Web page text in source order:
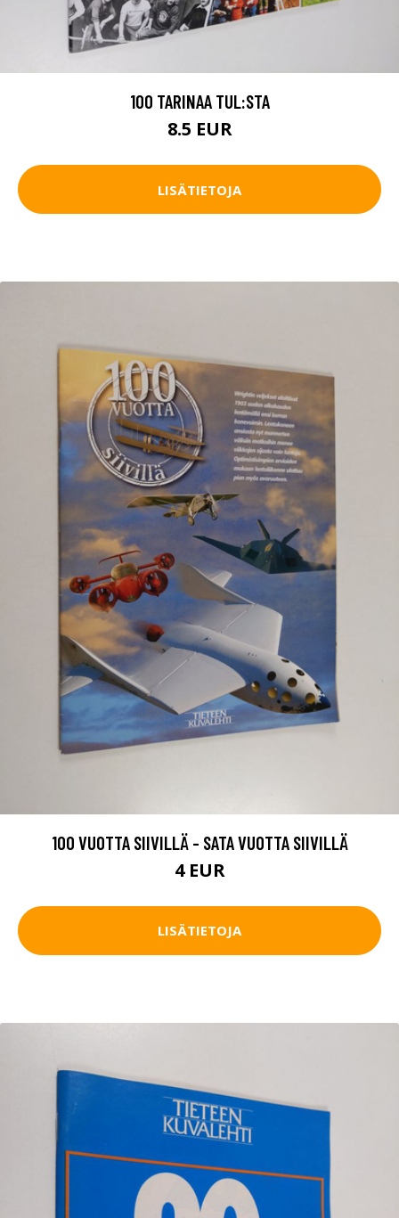
100 TARINAA TUL:STA
8.5 EUR
LISÄTIETOJA
100 VUOTTA SIIVILLÄ - SATA VUOTTA SIIVILLÄ
4 EUR
LISÄTIETOJA